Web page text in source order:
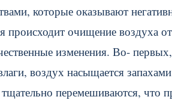
которые оказывают
очищение воздуха
изменения. Во-
воздух насыщается
тщательно перемешиваются,